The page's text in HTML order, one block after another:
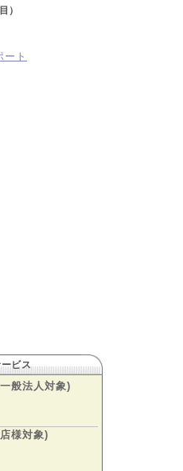
）
ビス
般法人対象)
様対象)